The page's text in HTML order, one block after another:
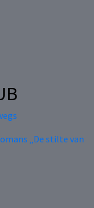
„De stilte van